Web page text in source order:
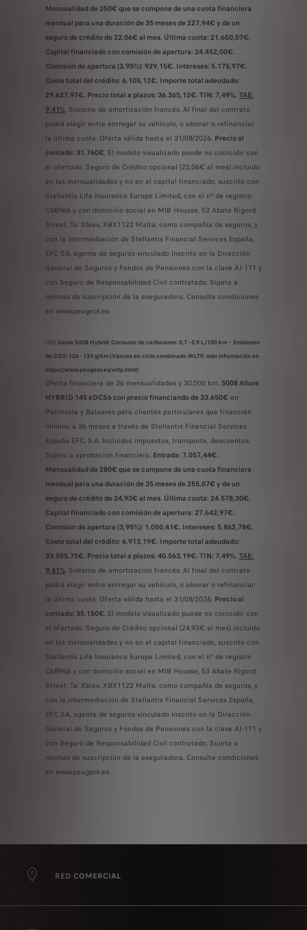
Mensualidad de 250€ que se compone de una cuota financiera
mensual para una duración de 35 meses de 227,94€ y de un
seguro de crédito de 22,06€ al mes. Última cuota: 21.650,07€.
Capital financiado con comisión de apertura: 24.452,00€.
Comisión de apertura (3,95%): 929,15€. Intereses: 5.175,97€.
Coste total del crédito: 6.105,12€. Importe total adeudado:
29.627,97€. Precio total a plazos: 36.365,12€. TIN: 7,49%. TAE:
9,41%. Sistema de amortización francés. Al final del contrato
podrá elegir entre entregar su vehículo, o abonar o refinanciar
la última cuota. Oferta válida hasta el 31/08/2026. Precio al
contado: 31.760€. El modelo visualizado puede no coincidir con
el ofertado. Seguro de Crédito opcional (22,06€ al mes) incluido
en las mensualidades y no en el capital financiado, suscrito con
Stellantis Life Insurance Europe Limited, con el nº de registro
C68966 y con domicilio social en MIB Housse, 53 Abate Rigord
Street, Ta’ Xbiex, XBX1122 Malta, como compañía de seguros, y
con la intermediación de Stellantis Financial Services España,
EFC SA, agente de seguros vinculado inscrito en la Dirección
General de Seguros y Fondos de Pensiones con la clave AJ-171 y
con Seguro de Responsabilidad Civil contratado. Sujeta a
normas de suscripción de la aseguradora. Consulte condiciones
en www.peugeot.es.
(9b) Gama 5008 Hybrid: Consumo de carburante: 5,7 - 5,9 L/100 km – Emisiones
de CO2: 126 - 133 g/km (Valores en ciclo combinado WLTP, más información en
https://www.peugeot.es/wltp.html)
Oferta financiera de 36 mensualidades y 30.000 km. 5008 Allure
HYBRID 145 eDCS6 con precio financiando de 33.650€ en
Península y Baleares para clientes particulares que financien
mínimo a 36 meses a través de Stellantis Financial Services
España EFC, S.A. Incluidos impuestos, transporte, descuentos.
Sujeto a aprobación financiera. Entrada: 7.057,44€.
Mensualidad de 280€ que se compone de una cuota financiera
mensual para una duración de 35 meses de 255,07€ y de un
seguro de crédito de 24,93€ al mes. Última cuota: 24.578,30€.
Capital financiado con comisión de apertura: 27.642,97€.
Comisión de apertura (3,95%): 1.050,41€. Intereses: 5.862,78€.
Coste total del crédito: 6.913,19€. Importe total adeudado:
33.505,75€. Precio total a plazos: 40.563,19€. TIN: 7,49%. TAE:
9,41%. Sistema de amortización francés. Al final del contrato
podrá elegir entre entregar su vehículo, o abonar o refinanciar
la última cuota. Oferta válida hasta el 31/08/2026. Precio al
contado: 35.150€. El modelo visualizado puede no coincidir con
el ofertado. Seguro de Crédito opcional (24,93€ al mes) incluido
en las mensualidades y no en el capital financiado, suscrito con
Stellantis Life Insurance Europe Limited, con el nº de registro
C68966 y con domicilio social en MIB Housse, 53 Abate Rigord
Street, Ta’ Xbiex, XBX1122 Malta, como compañía de seguros, y
con la intermediación de Stellantis Financial Services España,
EFC SA, agente de seguros vinculado inscrito en la Dirección
General de Seguros y Fondos de Pensiones con la clave AJ-171 y
con Seguro de Responsabilidad Civil contratado. Sujeta a
normas de suscripción de la aseguradora. Consulte condiciones
en www.peugeot.es.
RED COMERCIAL